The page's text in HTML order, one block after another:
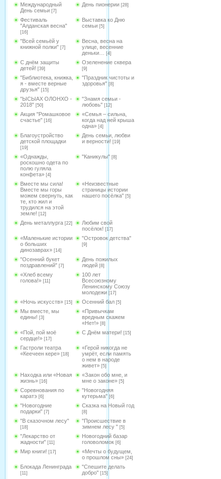
Международный
День семьи [7]
День пионерии [28]
Фестиваль
"Алданская весна"
[16]
Выставка ко Дню
семьи [5]
"Всей семьёй у
книжной полки" [7]
Весна, весна на
улице, весенние
деньки…
[4]
С днём защиты
детей! [39]
Озеленение сквера
[9]
"Библиотека, книжка,
я - вместе верные
друзья" [15]
"Праздник чистоты и
здоровья" [8]
"ЫСЫАХ ОЛОНХО -
2018" [50]
"Знамя семьи -
любовь" [12]
Акция "Ромашковое
счастье" [16]
«Семья – сильна,
когда над ней крыша
одна» [4]
Благоустройство
детской площадки
[19]
День семьи, любви
и верности! [19]
«Однажды,
роскошно одета по
полю гуляла
конфета» [4]
"Каникулы" [8]
Вместе мы сила!
Вместе мы горы
можем свернуть, как
те, кто жил и
трудился на этой
земле! [12]
«Неизвестные
страницы истории
нашего посёлка" [5]
День металлурга [22]
Любим свой
посёлок! [17]
«Маленькие истории
о больших
динозаврах» [14]
"Островок детства"
[9]
"Осенний букет
поздравлений" [7]
День пожилых
людей [8]
«Хлеб всему
голова!» [11]
100 лет
Всесоюзному
Ленинскому Союзу
молодежи [17]
«Ночь искусств» [15] Осенний бал [5]
Мы вместе, мы
едины! [3]
«Привычкам
вредным скажем
«Нет!» [8]
«Пой, пой моё
сердце!» [17]
С Днём матери! [15]
Гастроли театра
«Кеечеен кере» [18]
«Герой никогда не
умрёт, если память
о нем в народе
живет» [5]
Находка или «Новая
жизнь» [16]
«Закон обо мне, и
мне о законе» [5]
Соревнования по
каратэ [6]
"Новогодняя
кутерьма" [6]
"Новогодние
подарки" [7]
Сказка на Новый год
[8]
"В сказочном лесу"
[18]
"Происшествие в
зимнем лесу " [5]
"Лекарство от
жадности" [11]
Новогодний базар
головоломок [6]
Мир книги! [17]
«Мечты о будущем,
о прошлом сны» [24]
Блокада Ленинграда
[11]
"Спешите делать
добро" [15]